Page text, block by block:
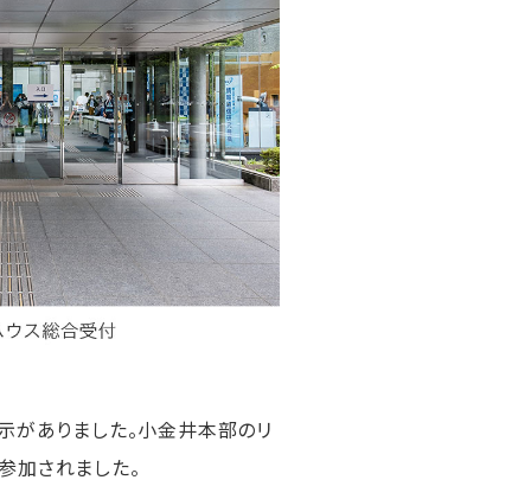
ありました。小金井本部のリ
加されました。